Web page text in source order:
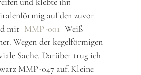
und klebte ihn
auf den zuvor
mit MMP-001 Weiß
Wegen der kegelförmigen
Sache. Darüber trug ich
MMP-047 auf. Kleine